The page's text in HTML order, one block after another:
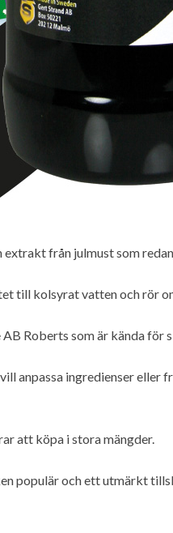
från julmust som
till kolsyrat vatten och rör
Roberts som är kända
anpassa ingredienser eller
att köpa i stora mängder.
populär och ett utmärkt